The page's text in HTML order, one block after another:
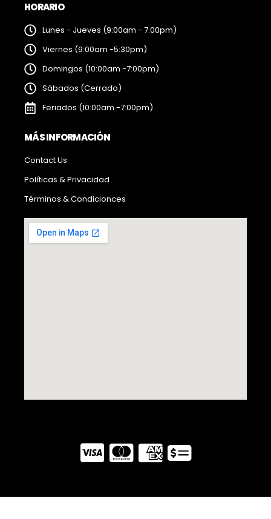
HORARIO
Lunes - Jueves (9:00am - 7:00pm)
Viernes (9:00am -5:30pm)
Domingos (10:00am -7:00pm)
Sábados (Cerrado)
Feriados (10:00am -7:00pm)
MÁS INFORMACIÓN
Contact Us
Políticas & Privacidad
Términos & Condicionces